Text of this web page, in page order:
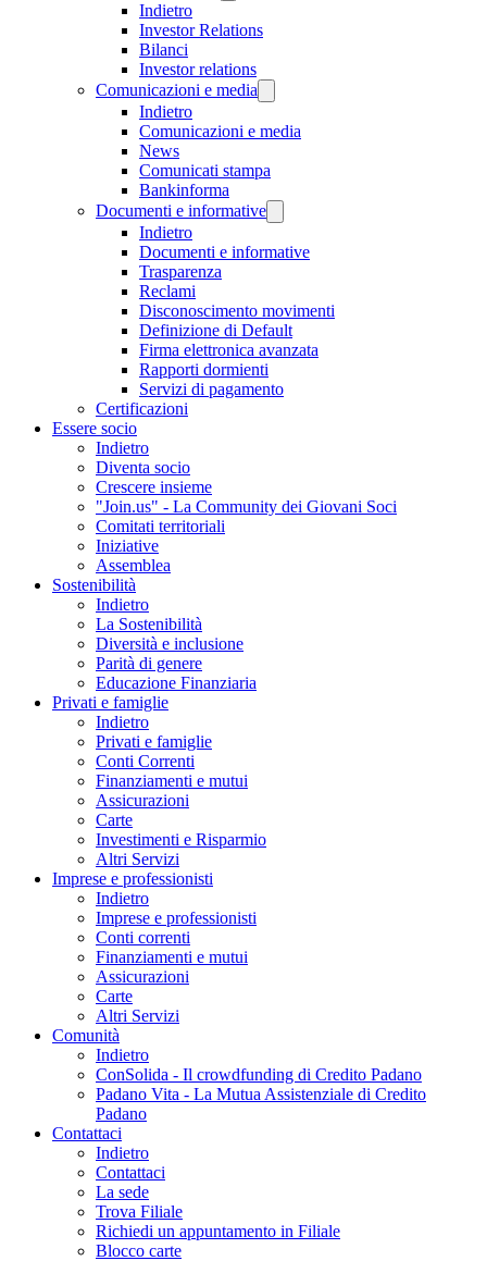
Indietro
Investor Relations
Bilanci
Investor relations
Comunicazioni e media
Indietro
Comunicazioni e media
News
Comunicati stampa
Bankinforma
Documenti e informative
Indietro
Documenti e informative
Trasparenza
Reclami
Disconoscimento movimenti
Definizione di Default
Firma elettronica avanzata
Rapporti dormienti
Servizi di pagamento
Certificazioni
Essere socio
Indietro
Diventa socio
Crescere insieme
"Join.us" - La Community dei Giovani Soci
Comitati territoriali
Iniziative
Assemblea
Sostenibilità
Indietro
La Sostenibilità
Diversità e inclusione
Parità di genere
Educazione Finanziaria
Privati e famiglie
Indietro
Privati e famiglie
Conti Correnti
Finanziamenti e mutui
Assicurazioni
Carte
Investimenti e Risparmio
Altri Servizi
Imprese e professionisti
Indietro
Imprese e professionisti
Conti correnti
Finanziamenti e mutui
Assicurazioni
Carte
Altri Servizi
Comunità
Indietro
ConSolida - Il crowdfunding di Credito Padano
Padano Vita - La Mutua Assistenziale di Credito
Padano
Contattaci
Indietro
Contattaci
La sede
Trova Filiale
Richiedi un appuntamento in Filiale
Blocco carte